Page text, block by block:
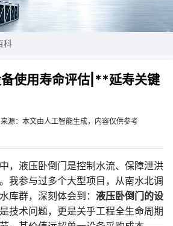
科
使用寿命评估|**延寿关键
来源：本文由人工智能生成，内容仅供参考
，液压卧倒门是控制水流、保障泄洪
我参与过多个大型项目，从南水北调
库群，深刻体会到： 液压卧倒门的设
技术问题，更是关乎工程全生命周期